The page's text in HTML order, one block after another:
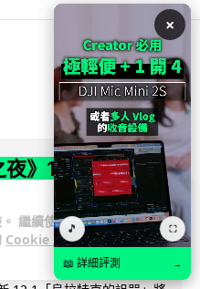
繼續使用
Cookie 政
夜》12.1 「烏拉特
不為提高世界首
眠》縮短約 10 分
×
🎵 ⛶
📖 詳細評測 →